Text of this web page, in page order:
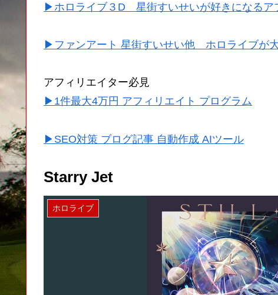
▶ホロライブ３D 星街すいせいが好きになるア
▶ファンアート 星街すいせい他 ホロライブが
アフィリエイター必見
▶1件最大4万円 アフィリエイト プログラム
▶SEO対策 ブログ記事 自動作成 AIツール
Starry Jet
ホロライブ